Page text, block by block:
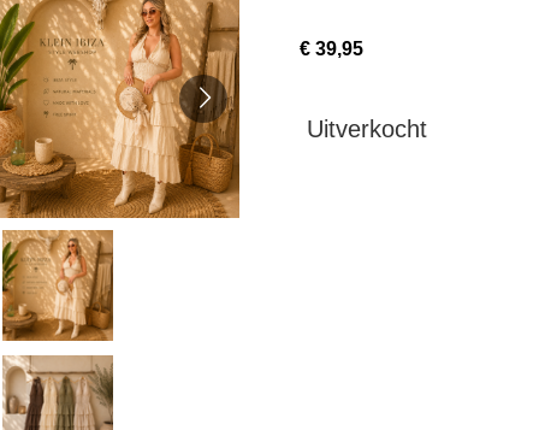
€ 39,95
Uitverkocht